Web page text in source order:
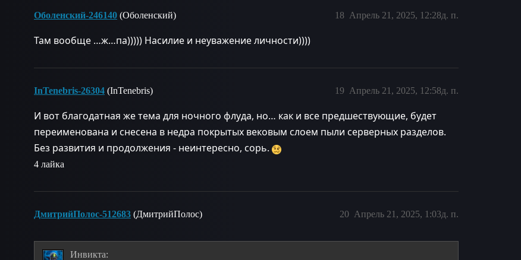
Оболенский-246140 (Оболенский) Апрель 21, 2025, 12:28д. п.
18
Там вообще …ж…па))))) Насилие и неуважение личности))))
InTenebris-26304 (InTenebris) Апрель 21, 2025, 12:58д. п.
19
И вот благодатная же тема для ночного флуда, но… как и все предшествующие, будет
переименована и снесена в недра покрытых вековым слоем пыли серверных разделов.
Без развития и продолжения - неинтересно, сорь.
4 лайка
ДмитрийПолос-512683 (ДмитрийПолос) Апрель 21, 2025, 1:03д. п.
20
Инвикта: